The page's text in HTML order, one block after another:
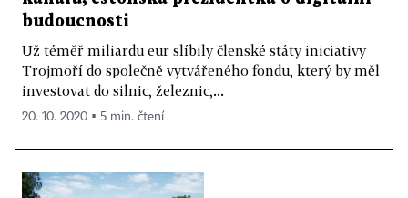
budoucnosti
Už téměř miliardu eur slíbily členské státy iniciativy
Trojmoří do společně vytvářeného fondu, který by měl
investovat do silnic, železnic,...
20. 10. 2020 ▪ 5 min. čtení